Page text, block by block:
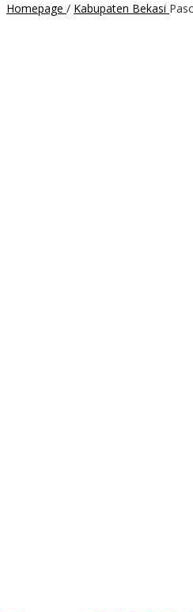
Homepage / Kabupaten Bekasi